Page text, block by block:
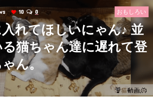
おもしろい
10 0
れてほしいにゃん♪ 並
猫ちゃん達に遅れて登
ん。